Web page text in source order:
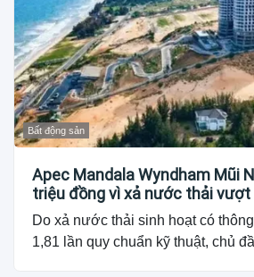
Bất động sản
Apec Mandala Wyndham Mũi
triệu đồng vì xả nước thải
Do xả nước thải sinh hoạt có
1,81 lần quy chuẩn kỹ thuật, chủ